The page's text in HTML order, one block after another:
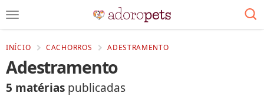
INÍCIO CACHORROS ADESTRAMENTO
Adestramento
5 matérias publicadas